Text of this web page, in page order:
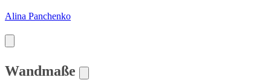
Alina Panchenko
Wandmaße